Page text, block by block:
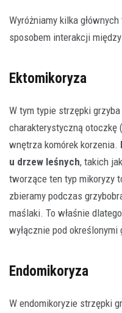
Wyróżniamy kilka
sposobem interakcji
Ektomikoryza
W tym typie strzępki
charakterystyczną otoczkę
wnętrza komórek korzenia.
u drzew leśnych, takich
tworzące ten typ mikoryzy
zbieramy podczas
maślaki. To właśnie
wyłącznie pod określonymi
Endomikoryza
W endomikoryzie strzępki